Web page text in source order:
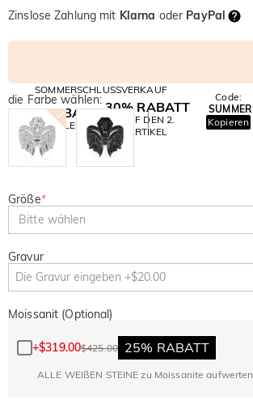
Zinslose Zahlung mit Klarna oder PayPal
SOMMERSCHLUSSVERKAUF
10% RABATT
AUF ALLES
30% RABATT
AUF DEN 2.
ARTIKEL
Code:
SUMMER
Kopieren
die Farbe wählen:
Größe*
Bitte wählen
Gravur
Moissanit (Optional)
+$319.00$425.00 25% RABATT
ALLE WEIßEN STEINE zu Moissanite aufwerten